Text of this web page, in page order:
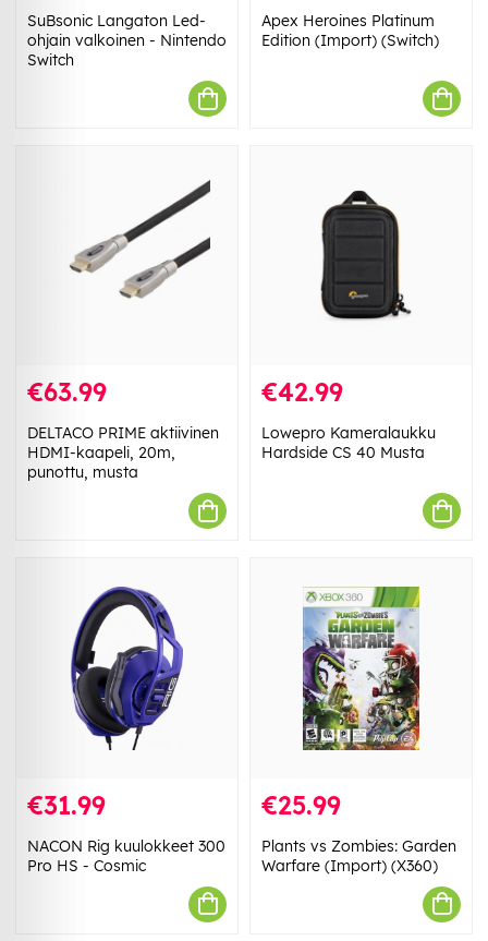
SuBsonic Langaton Led-
ohjain valkoinen - Nintendo
Switch
Apex Heroines Platinum
Edition (Import) (Switch)
€63.99
DELTACO PRIME aktiivinen
HDMI-kaapeli, 20m,
punottu, musta
€42.99
Lowepro Kameralaukku
Hardside CS 40 Musta
€31.99
NACON Rig kuulokkeet 300
Pro HS - Cosmic
€25.99
Plants vs Zombies: Garden
Warfare (Import) (X360)